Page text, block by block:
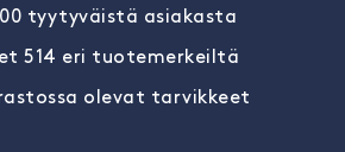
tyytyväistä asiakasta
514 eri tuotemerkeiltä
olevat tarvikkeet